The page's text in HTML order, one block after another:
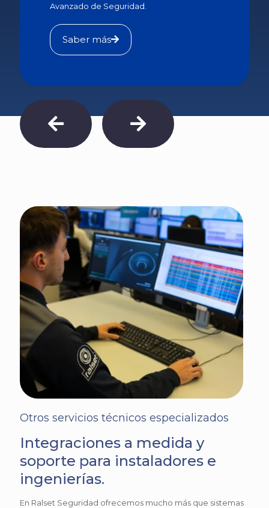
Avanzado de Seguridad.
Saber más
Otros servicios técnicos especializados
Integraciones a medida y
soporte para instaladores e
ingenierías.
En Ralset Seguridad ofrecemos mucho más que sistemas